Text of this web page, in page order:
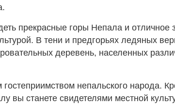
прекрасные горы Непала и отличное
В тени и предгорьях ледяных
деревень, населенных
непальского народа.
вы станете свидетелями местной